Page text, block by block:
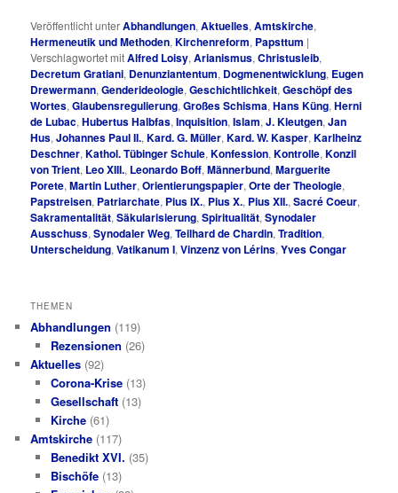
Veröffentlicht unterAbhandlungen,Aktuelles,Amtskirche,
Hermeneutik und Methoden,Kirchenreform, Papsttum |
Verschlagwortet mitAlfred Loisy,Arianismus,Christusleib,
Decretum Gratiani, Denunziantentum, Dogmenentwicklung, Eugen
Drewermann,Genderideologie,Geschichtlichkeit,Geschöpf des
Wortes,Glaubensregulierung,Großes Schisma,Hans Küng,Herni
de Lubac,Hubertus Halbfas,Inquisition,Islam,J. Kleutgen,Jan
Hus,Johannes Paul II.,Kard. G. Müller,Kard. W. Kasper,Karlheinz
Deschner,Kathol. Tübinger Schule,Konfession,Kontrolle,Konzil
von Trient, Leo XIII., Leonardo Boff,Männerbund,Marguerite
Porete,Martin Luther,Orientierungspapier,Orte der Theologie,
Papstreisen, Patriarchate, Pius IX., Pius X., Pius XII.,Sacré Coeur,
Sakramentalität,Säkularisierung,Spiritualität,Synodaler
Ausschuss,Synodaler Weg,Teilhard de Chardin,Tradition,
Unterscheidung,Vatikanum I,Vinzenz von Lérins,Yves Congar
THEMEN
Abhandlungen (119)
Rezensionen (26)
Aktuelles (92)
Corona-Krise(13)
Gesellschaft(13)
Kirche(61)
Amtskirche (117)
Benedikt XVI. (35)
Bischöfe(13)